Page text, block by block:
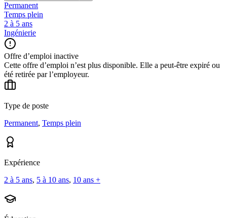
Permanent
Temps plein
2 à 5 ans
Ingénierie
Offre d’emploi inactive
Cette offre d’emploi n’est plus disponible. Elle a peut-être expiré ou
été retirée par l’employeur.
Type de poste
Permanent, Temps plein
Expérience
2 à 5 ans, 5 à 10 ans, 10 ans +